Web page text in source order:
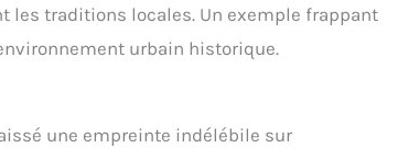
les traditions locales. Un exemple frappant
urbain historique.
une empreinte indélébile sur